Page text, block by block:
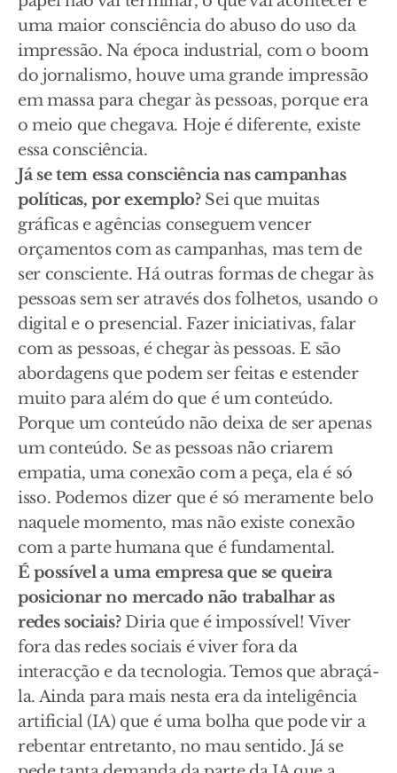
uma maior consciência do abuso do uso da
impressão. Na época industrial, com o boom
do jornalismo, houve uma grande impressão
em massa para chegar às pessoas, porque era
o meio que chegava. Hoje é diferente, existe
essa consciência.
Já se tem essa consciência nas campanhas
políticas, por exemplo?Sei que muitas
gráficas e agências conseguem vencer
orçamentos com as campanhas, mas tem de
ser consciente. Há outras formas de chegar às
pessoas sem ser através dos folhetos, usando o
digital e o presencial. Fazer iniciativas, falar
com as pessoas, é chegar às pessoas. E são
abordagens que podem ser feitas e estender
muito para além do que é um conteúdo.
Porque um conteúdo não deixa de ser apenas
um conteúdo. Se as pessoas não criarem
empatia, uma conexão com a peça, ela é só
isso. Podemos dizer que é só meramente belo
naquele momento, mas não existe conexão
com a parte humana que é fundamental.
É possível a uma empresa que se queira
posicionar no mercado não trabalhar as
redes sociais?Diria que é impossível! Viver
fora das redes sociais é viver fora da
interacção e da tecnologia. Temos que abraçá-
la. Ainda para mais nesta era da inteligência
artificial (IA) que é uma bolha que pode vir a
rebentar entretanto, no mau sentido. Já se